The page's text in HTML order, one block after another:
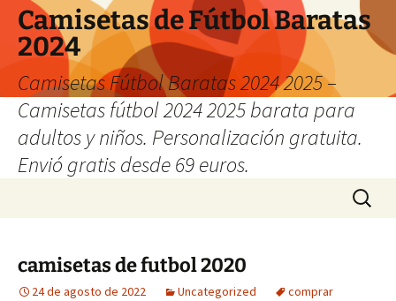
Camisetas de Fútbol Baratas
2024
Camisetas Fútbol Baratas 2024 2025 –
Camisetas fútbol 2024 2025 barata para
adultos y niños. Personalización gratuita.
Envió gratis desde 69 euros.
Buscar:
camisetas de futbol 2020
24 de agosto de 2022 Uncategorized
comprar